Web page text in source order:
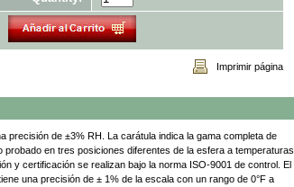
Imprimir página
precisión de ±3% RH. La carátula indica la gama completa de
en tres posiciones diferentes de la esfera a temperaturas
y certificación se realizan bajo la norma ISO-9001 de control. El
una precisión de ± 1% de la escala con un rango de 0°F a